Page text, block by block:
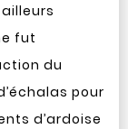
fut
du
pour
d’ardoise